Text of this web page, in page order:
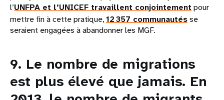
l’UNFPA et l’UNICEF travaillent conjointement pour
mettre fin à cette pratique,12 357 communautésse
seraient engagées à abandonner les MGF.
9. Le nombre de migrations
est plus élevé que jamais. En